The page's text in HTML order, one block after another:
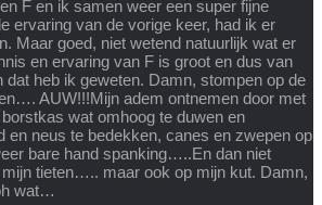
F en ik samen weer een super fijne
ervaring van de vorige keer, had ik er
Maar goed, niet wetend natuurlijk wat er
en ervaring van F is groot en dus van
dat heb ik geweten. Damn, stompen op de
AUW!!!Mijn adem ontnemen door met
wat omhoog te duwen en
en neus te bedekken, canes en zwepen op
bare hand spanking…..En dan niet
tieten….. maar ook op mijn kut. Damn,
wat…